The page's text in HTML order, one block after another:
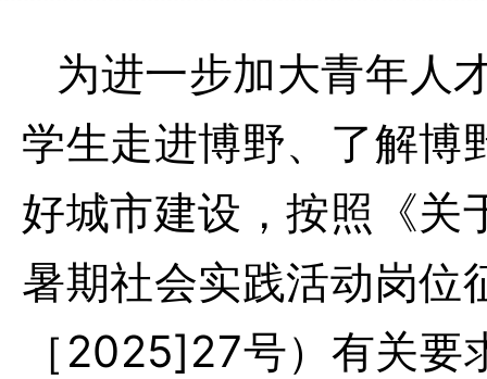
为进一步加大青年人
学生走进博野、了解博
好城市建设，按照《关
暑期社会实践活动岗位
［2025]27号）有关